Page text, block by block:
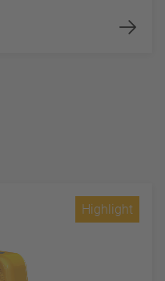
Highlight